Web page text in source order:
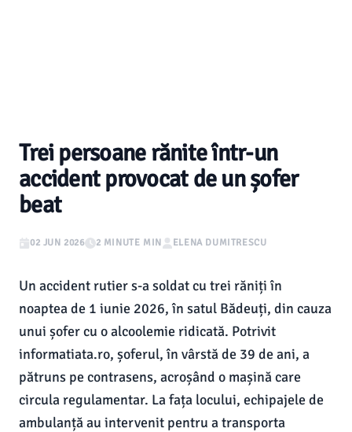
Trei persoane rănite într-un
accident provocat de un șofer
beat
02 JUN 2026 2 MINUTE MIN ELENA DUMITRESCU
Un accident rutier s-a soldat cu trei răniți în
noaptea de 1 iunie 2026, în satul Bădeuți, din cauza
unui șofer cu o alcoolemie ridicată. Potrivit
informatiata.ro, șoferul, în vârstă de 39 de ani, a
pătruns pe contrasens, acroșând o mașină care
circula regulamentar. La fața locului, echipajele de
ambulanță au intervenit pentru a transporta